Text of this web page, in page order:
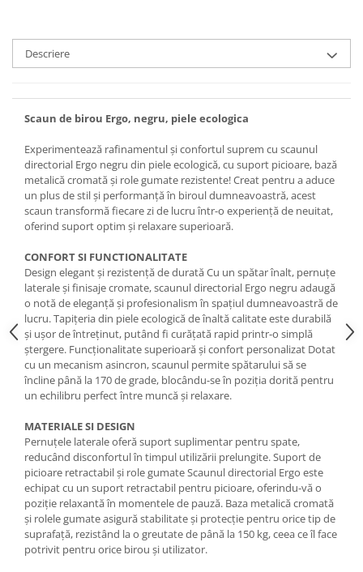
Descriere
Scaun de birou Ergo, negru, piele ecologica
Experimentează rafinamentul și confortul suprem cu scaunul
directorial Ergo negru din piele ecologică, cu suport picioare, bază
metalică cromată și role gumate rezistente! Creat pentru a aduce
un plus de stil și performanță în biroul dumneavoastră, acest
scaun transformă fiecare zi de lucru într-o experiență de neuitat,
oferind suport optim și relaxare superioară.
CONFORT SI FUNCTIONALITATE
Design elegant și rezistență de durată Cu un spătar înalt, pernuțe
laterale și finisaje cromate, scaunul directorial Ergo negru adaugă
o notă de eleganță și profesionalism în spațiul dumneavoastră de
lucru. Tapițeria din piele ecologică de înaltă calitate este durabilă
și ușor de întreținut, putând fi curățată rapid printr-o simplă
ștergere. Funcționalitate superioară și confort personalizat Dotat
cu un mecanism asincron, scaunul permite spătarului să se
încline până la 170 de grade, blocându-se în poziția dorită pentru
un echilibru perfect între muncă și relaxare.
MATERIALE SI DESIGN
Pernuțele laterale oferă suport suplimentar pentru spate,
reducând disconfortul în timpul utilizării prelungite. Suport de
picioare retractabil și role gumate Scaunul directorial Ergo este
echipat cu un suport retractabil pentru picioare, oferindu-vă o
poziție relaxantă în momentele de pauză. Baza metalică cromată
și rolele gumate asigură stabilitate și protecție pentru orice tip de
suprafață, rezistând la o greutate de până la 150 kg, ceea ce îl face
potrivit pentru orice birou și utilizator.